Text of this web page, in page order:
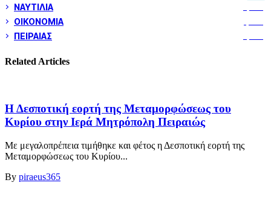
ΝΑΥΤΙΛΙΑ
ΟΙΚΟΝΟΜΙΑ
ΠΕΙΡΑΙΑΣ
Related Articles
Η Δεσποτική εορτή της Μεταμορφώσεως του
Κυρίου στην Ιερά Μητρόπολη Πειραιώς
Με μεγαλοπρέπεια τιμήθηκε και φέτος η Δεσποτική εορτή της
Μεταμορφώσεως του Κυρίου...
By piraeus365